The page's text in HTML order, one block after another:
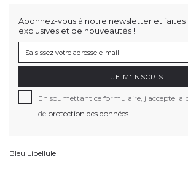
Abonnez-vous à notre newsletter et faites
exclusives et de nouveautés !
JE M'INSCRIS
En soumettant ce formulaire, j'accepte la
de protection des données
Bleu Libellule